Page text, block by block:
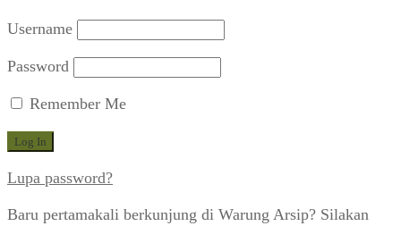
Username
Password
Remember Me
Lupa password?
Baru pertamakali berkunjung di Warung Arsip? Silakan